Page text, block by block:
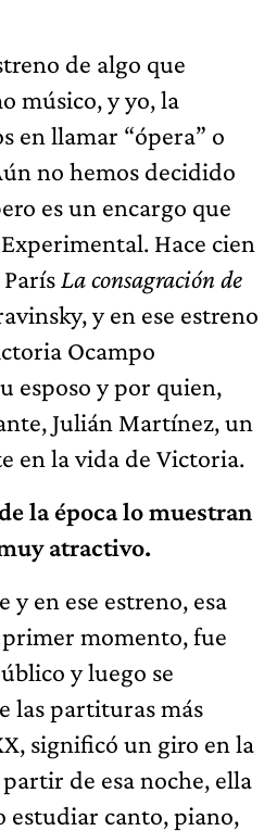
de algo que
músico, y yo, la
en llamar “ópera” o
no hemos decidido
es un encargo que
Hace cien
La consagración de
y en ese estreno
Ocampo
esposo y por quien,
Julián Martínez, un
en la vida de Victoria.
la época lo muestran
atractivo.
en ese estreno, esa
momento, fue
y luego se
las partituras más
significó un giro en la
de esa noche, ella
estudiar canto, piano,